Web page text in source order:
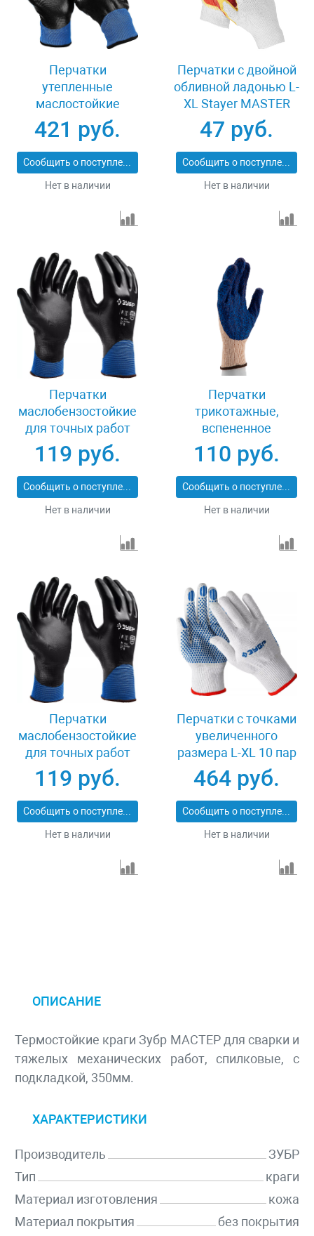
Перчатки
утепленные
маслостойкие
размер L-XL Зубр
АРКТИКА 11469-XL
421 руб.
Сообщить о поступлении
Нет в наличии
Перчатки c двойной
обливной ладонью L-
XL Stayer MASTER
11409-XL
47 руб.
Сообщить о поступлении
Нет в наличии
Перчатки
маслобензостойкие
для точных работ
размер L Зубр
МЕХАНИК+ 11279-L
119 руб.
Сообщить о поступлении
Нет в наличии
Перчатки
трикотажные,
вспененное
нитрильное
покрытие, размер L,
15 класс вязки
Сибртех 67873
110 руб.
Сообщить о поступлении
Нет в наличии
Перчатки
маслобензостойкие
для точных работ
размер XL Зубр
МЕХАНИК+ 11279-XL
119 руб.
Сообщить о поступлении
Нет в наличии
Перчатки с точками
увеличенного
размера L-XL 10 пар
Зубр ТОЧКА+ 11451-
K10
464 руб.
Сообщить о поступлении
Нет в наличии
ОПИСАНИЕ
Термостойкие краги Зубр МАСТЕР для сварки и
тяжелых механических работ, спилковые, с
подкладкой, 350мм.
ХАРАКТЕРИСТИКИ
Производитель
ЗУБР
Тип
краги
Материал изготовления
кожа
Материал покрытия
без покрытия